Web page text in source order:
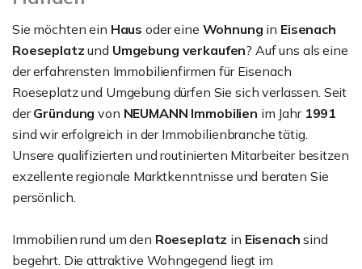
Sie möchten ein Haus oder eine Wohnung in Eisenach
Roeseplatzund Umgebung verkaufen? Auf uns als eine
der erfahrensten Immobilienfirmen für Eisenach
Roeseplatz und Umgebung dürfen Sie sich verlassen. Seit
derGründungvon NEUMANN Immobilien im Jahr 1991
sind wir erfolgreich in der Immobilienbranche tätig.
Unsere qualifizierten und routinierten Mitarbeiter besitzen
exzellente regionale Marktkenntnisse und beraten Sie
persönlich.
Immobilien rund um den Roeseplatz in Eisenachsind
begehrt. Die attraktive Wohngegend liegt im